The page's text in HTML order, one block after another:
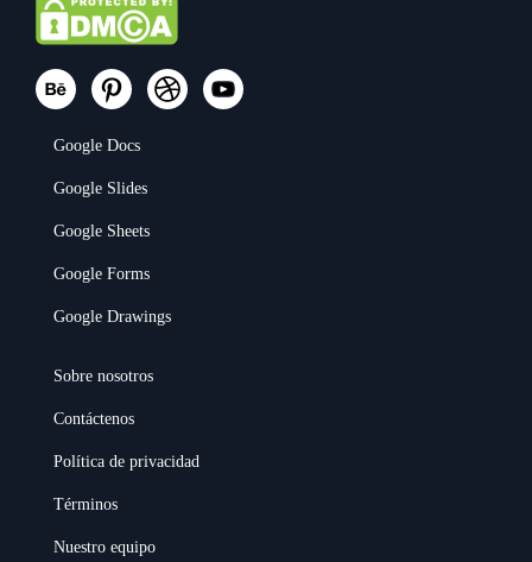
Google Docs
Google Slides
Google Sheets
Google Forms
Google Drawings
Sobre nosotros
Contáctenos
Política de privacidad
Términos
Nuestro equipo